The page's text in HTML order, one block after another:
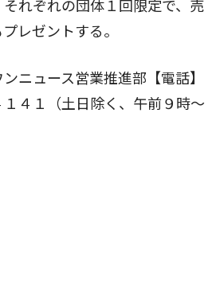
れぞれの団体１回限定で、売
レゼントする。
ニュース営業推進部【電話】
４１（土日除く、午前９時〜